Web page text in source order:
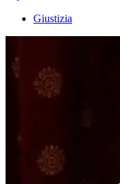
Giustizia